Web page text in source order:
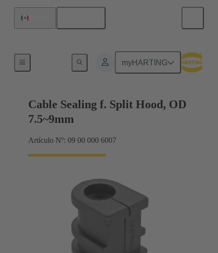
myHARTING
Junta de entrada de cable
Cable Sealing f. Split Hood, OD
7.5~9mm
Artículo Nº: 09 00 000 6007